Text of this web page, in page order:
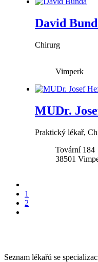
David
Chirurg
Vimperk
MUDr.
Praktický lékař,
Tovární 184
38501
1
2
Seznam lékařů se